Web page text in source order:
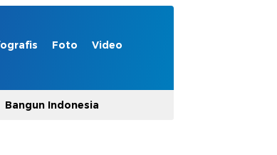
Foto Video
Bangun Indonesia